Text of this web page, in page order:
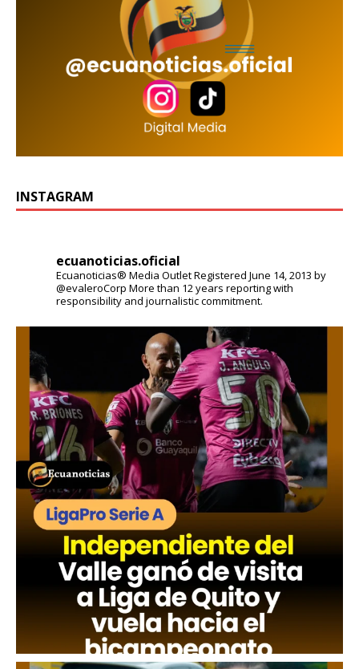
INSTAGRAM
ecuanoticias.oficial
Ecuanoticias® Media OutletRegistered June 14, 2013 by
@evaleroCorp More than 12 years reporting with
responsibility and journalistic commitment.